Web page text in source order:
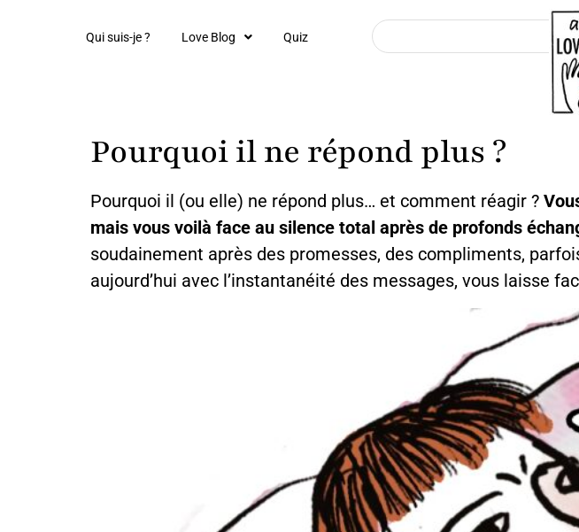
Qui suis-je ? Love Blog Quiz
Pourquoi il ne répond plus ?
Pourquoi il (ou elle) ne répond plus… et comment réagir ?
mais vous voilà face au silence total après de profonds
soudainement après des promesses, des compliments,
aujourd’hui avec l’instantanéité des messages, vous laisse